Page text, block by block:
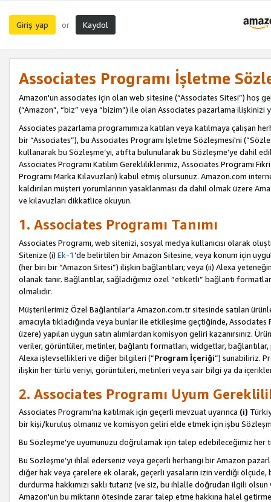
Giriş yap or Kaydol
Associates Programı İşletme
Amazon'un associates için olan web sitesine (“Associates Sitesi”) hoş
(“Amazon”, “biz” veya “bizim”) ile olan Associates pazarlama ilişkinizi
Associates pazarlama programımıza katılan veya katılmaya çalışan
bir “Associates”), bu Associates Programı İşletme Sözleşmesi'ni
kullanarak bu Sözleşme’yi, atıfta bulunularak bu Sözleşme’ye dahil
Associates Programı Katılım Gerekliliklerimiz, Associates Programı
Programı Marka Kılavuzları) kabul etmiş olursunuz. Amazon.com
kaldırılan müşteri yorumlarının yasaklanması da dahil olmak üzere
ve kılavuzları dikkatlice okuyun.
1. Associates Programı Tanımı
Associates Programı, web sitenizi, sosyal medya kullanıcısı olarak
Sitenize (i) Ek-1’de belirtilen bir Amazon Sitesine, veya konum için
(her biri bir “Amazon Sitesi”) ilişkin bağlantıları; veya (ii) Alexa
olanak tanır. Bağlantılar, sağladığımız özel “etiketli” bağlantı
olmalıdır.
Müşterilerimiz Özel Bağlantılar’a Amazon.com.tr sitesinde satılan
amacıyla tıkladığında veya bunlar ile etkileşime geçtiğinde,
üzere) yapılan uygun satın alımlardan komisyon geliri kazanırsınız.
veriler, görüntüler, metinler, bağlantı formatları, widgetlar,
Alexa işlevsellikleri ve diğer bilgileri (”Program İçeriği”) sunabiliriz.
ilişkin her türlü veriyi, görüntüleri, metinleri veya sair bilgi ya da içerikleri
2. Associates Programı Uyum
Associates Programı’na katılmak için geçerli mevzuat uyarınca (i)
bir kişi/kuruluş olmanız ve komisyon geliri elde etmek için işbu
Bu Sözleşme’ye uyumunuzu doğrulamak için talep edebileceğimiz
Bu Sözleşme’yi ihlal ederseniz veya geçerli herhangi bir Amazon
diğer hak veya çarelere ek olarak, geçerli yasaların izin verdiği
durdurma hakkımızı saklı tutarız (ve siz, bu ihlalle doğrudan ilgili
Amazon'un bu miktarın ötesinde zarar talep etme hakkına halel